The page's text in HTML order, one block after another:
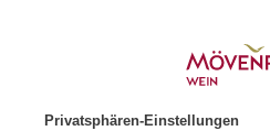
Privatsphären-Einstellungen